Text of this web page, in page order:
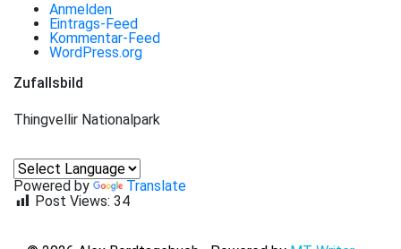
Anmelden
Eintrags-Feed
Kommentar-Feed
WordPress.org
Zufallsbild
Thingvellir Nationalpark
Powered by
Translate
Post Views: 34